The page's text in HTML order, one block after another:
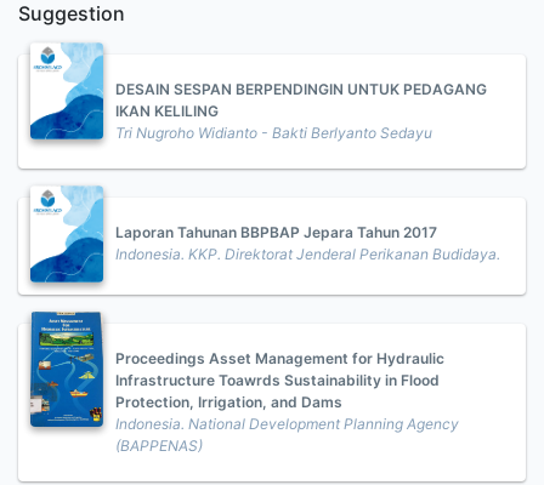
Suggestion
DESAIN SESPAN BERPENDINGIN UNTUK PEDAGANG
IKAN KELILING
Tri Nugroho Widianto - Bakti Berlyanto Sedayu
Laporan Tahunan BBPBAP Jepara Tahun 2017
Indonesia. KKP. Direktorat Jenderal Perikanan Budidaya.
Proceedings Asset Management for Hydraulic
Infrastructure Toawrds Sustainability in Flood
Protection, Irrigation, and Dams
Indonesia. National Development Planning Agency
(BAPPENAS)